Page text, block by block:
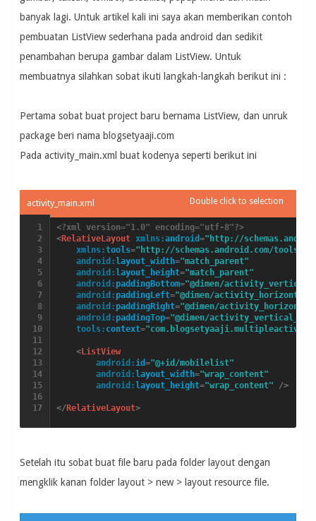
banyak lagi. Untuk artikel kali ini saya akan memberikan contoh
pembuatan ListView sederhana pada android dan sedikit
penambahan berupa gambar dalam ListView. Untuk
membuatnya silahkan sobat ikuti langkah-langkah berikut ini :
Pertama sobat buat project baru bernama ListView, dan unruk
package beri nama blogsetyaaji.com
Pada activity_main.xml buat kodenya seperti berikut ini
<?xml version="1.0" encoding="utf-8"?>
<RelativeLayout xmlns:android="http://
xmlns:tools="http://schemas.android.com/tools"
android: layout_width="match_parent"
android: layout_height="match_parent"
android: paddingBottom="@dimen/
android: paddingLeft="@dimen/
android: paddingRight="@dimen/
android: paddingTop="@dimen/
tools: context=
< ListView
android:id="@+id/mobilelist"
android: layout_width="wrap_content"
android: layout_height="wrap_content" />
</RelativeLayout>
Setelah itu sobat buat file baru pada folder layout dengan
mengklik kanan folder layout > new > layout resource file.